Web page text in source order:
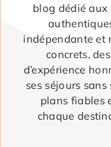
blog dédié aux
indépendante et
concrets,
d’expérience
ses séjours
plans fiables
chaque